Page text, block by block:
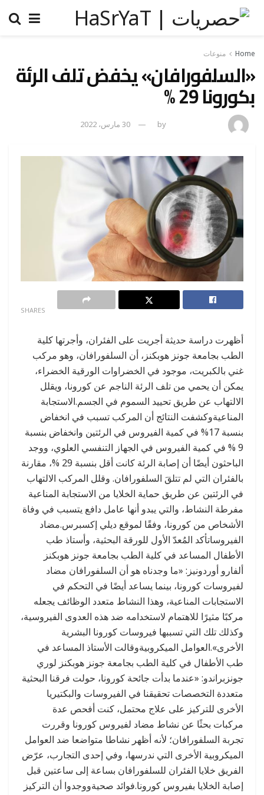
Home منوعات
«السلفورافان» يخفض تلف الرئة
بكورونا 29 %
by 30 مارس، 2022
SHARES
أظهرت دراسة حديثة أجريت على الفئران، وأجرتها كلية
الطب بجامعة جونز هوبكنز، أن السلفورافان، وهو مركب
غني بالكبريت، موجود في الخضراوات الورقية الخضراء،
يمكن أن يحمي من تلف الرئة الناجم عن كورونا، ويقلل
الالتهاب عن طريق تحييد السموم في الجسم.الاستجابة
المناعيةوكشفت النتائج أن المركب تسبب في انخفاض
بنسبة 17% في كمية الفيروس في الرئتين وانخفاض بنسبة
9 % في كمية الفيروس في الجهاز التنفسي العلوي، ووجد
الباحثون أيضًا أن إصابة الرئة كانت أقل بنسبة 29 %، مقارنة
بالفئران التي لم تتلقَ السلفورافان. وقلل المركب الالتهاب
في الرئتين عن طريق حماية الخلايا من الاستجابة المناعية
مفرطة النشاط، والتي يبدو أنها عامل دافع يتسبب في وفاة
الأشخاص من كورونا، وفقًا لموقع ديلي إكسبرس.مضاد
الفيروساتأكد المُعدّ الأول للورقة البحثية، وأستاذ طب
الأطفال المساعد في كلية الطب بجامعة جونز هوبكنز
ألفارو أوردونيز: «ما وجدناه هو أن السلفورافان مضاد
لفيروسات كورونا، بينما يساعد أيضًا في التحكم في
الاستجابات المناعية، وهذا النشاط متعدد الوظائف يجعله
مركبًا مثيرًا للاهتمام لاستخدامه ضد هذه العدوى الفيروسية،
وكذلك تلك التي تسببها فيروسات كورونا البشرية
الأخرى».العوامل الميكروبيةوقالت الأستاذ المساعد في
طب الأطفال في كلية الطب بجامعة جونز هوبكنز لوري
جونزبراندو: «عندما بدأت جائحة كورونا، حولت فرقنا البحثية
متعددة التخصصات تحقيقنا في الفيروسات والبكتيريا
الأخرى للتركيز على علاج محتمل، كنت أفحص عدة
مركبات بحثًا عن نشاط مضاد لفيروس كورونا وقررت
تجربة السلفورافان؛ لأنه أظهر نشاطا متواضعا ضد العوامل
الميكروبية الأخرى التي ندرسها، وفي إحدى التجارب، عرّض
الفريق خلايا الفئران للسلفورافان بساعة إلى ساعتين قبل
إصابة الخلايا بفيروس كورونا.فوائد صحيةووجدوا أن التركيز